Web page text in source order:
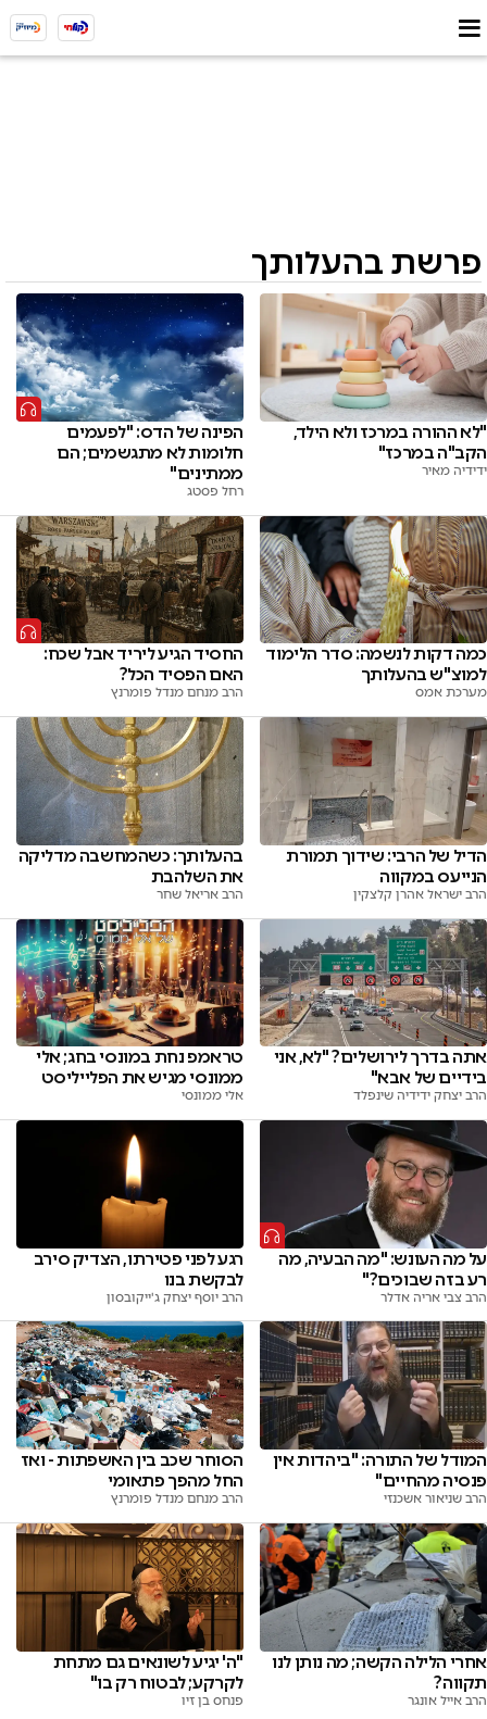
פרשת בהעלותך
"לא ההורה במרכז ולא הילד,
הקב"ה במרכז"
ידידיה מאיר
הפינה של הדס: "לפעמים
חלומות לא מתגשמים; הם
ממתינים"
רחל פסטג
כמה דקות לנשמה: סדר הלימוד
למוצ"ש בהעלותך
מערכת אמס
החסיד הגיע ליריד אבל שכח:
האם הפסיד הכל?
הרב מנחם מנדל פומרנץ
הדיל של הרבי: שידוך תמורת
הנייעס במקווה
הרב ישראל אהרן קלצקין
בהעלותך: כשהמחשבה מדליקה
את השלהבת
הרב אריאל שחר
אתה בדרך לירושלים? "לא, אני
בידיים של אבא"
הרב יצחק ידידיה שינפלד
טראמפ נחת במונסי בחג; אלי
ממונסי מגיש את הפלייליסט
אלי ממונסי
על מה העונש: "מה הבעיה, מה
רע בזה שבוכים?"
הרב צבי אריה אדלר
רגע לפני פטירתו, הצדיק סירב
לבקשת בנו
הרב יוסף יצחק ג'ייקובסון
המודל של התורה: "ביהדות אין
פנסיה מהחיים"
הרב שניאור אשכנזי
הסוחר שכב בין האשפתות - ואז
החל מהפך פתאומי
הרב מנחם מנדל פומרנץ
אחרי הלילה הקשה; מה נותן לנו
תקווה?
הרב אייל אונגר
"ה' יגיע לשונאים גם מתחת
לקרקע; לבטוח רק בו"
פנחס בן זיו